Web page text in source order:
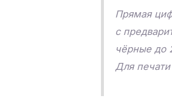
Прямая
с
чёрные до
Для